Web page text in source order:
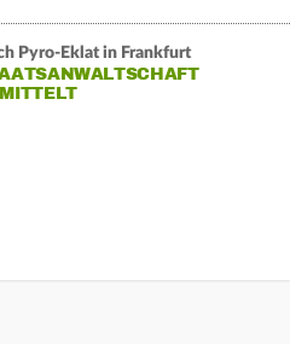
Pyro-Eklat in Frankfurt